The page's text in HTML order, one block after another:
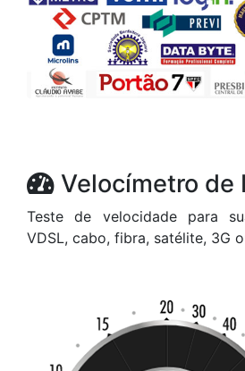
Velocímetro de
Teste de velocidade para
VDSL, cabo, fibra, satélite, 3G